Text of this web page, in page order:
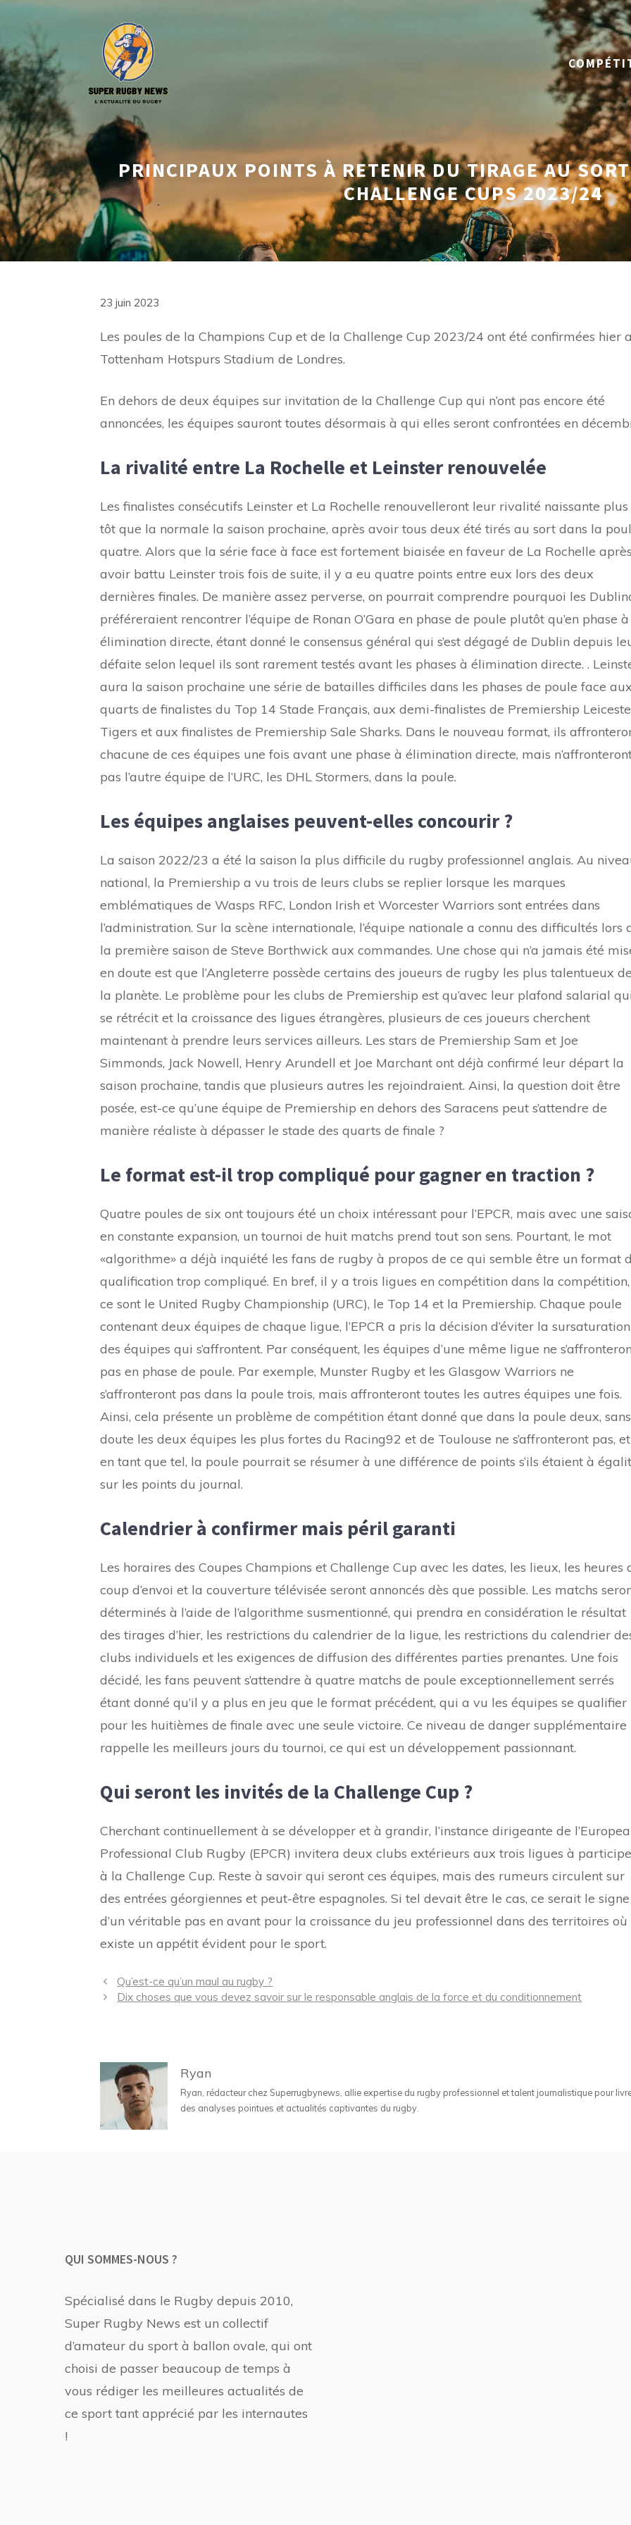
Aller
contenu
PRINCIPAUX POINTS À RETENIR DU TIRAGE AU
CHALLENGE CUPS 2023/24
23 juin 2023
Les poules de la Champions Cup et de la Challenge Cup 2023/24 ont été confirmées hier
Tottenham Hotspurs Stadium de Londres.
En dehors de deux équipes sur invitation de la Challenge Cup qui n’ont pas encore été
annoncées, les équipes sauront toutes désormais à qui elles seront confrontées en
La rivalité entre La Rochelle et Leinster renouvelée
Les finalistes consécutifs Leinster et La Rochelle renouvelleront leur rivalité naissante plus
tôt que la normale la saison prochaine, après avoir tous deux été tirés au sort dans la
quatre. Alors que la série face à face est fortement biaisée en faveur de La Rochelle après
avoir battu Leinster trois fois de suite, il y a eu quatre points entre eux lors des deux
dernières finales. De manière assez perverse, on pourrait comprendre pourquoi les
préféreraient rencontrer l’équipe de Ronan O’Gara en phase de poule plutôt qu’en phase à
élimination directe, étant donné le consensus général qui s’est dégagé de Dublin depuis
défaite selon lequel ils sont rarement testés avant les phases à élimination directe. .
aura la saison prochaine une série de batailles difficiles dans les phases de poule face aux
quarts de finalistes du Top 14 Stade Français, aux demi-finalistes de Premiership
Tigers et aux finalistes de Premiership Sale Sharks. Dans le nouveau format, ils
chacune de ces équipes une fois avant une phase à élimination directe, mais
pas l’autre équipe de l’URC, les DHL Stormers, dans la poule.
Les équipes anglaises peuvent-elles concourir ?
La saison 2022/23 a été la saison la plus difficile du rugby professionnel anglais. Au
national, la Premiership a vu trois de leurs clubs se replier lorsque les marques
emblématiques de Wasps RFC, London Irish et Worcester Warriors sont entrées dans
l’administration. Sur la scène internationale, l’équipe nationale a connu des difficultés lors
la première saison de Steve Borthwick aux commandes. Une chose qui n’a jamais été
en doute est que l’Angleterre possède certains des joueurs de rugby les plus talentueux de
la planète. Le problème pour les clubs de Premiership est qu’avec leur plafond salarial qui
se rétrécit et la croissance des ligues étrangères, plusieurs de ces joueurs cherchent
maintenant à prendre leurs services ailleurs. Les stars de Premiership Sam et Joe
Simmonds, Jack Nowell, Henry Arundell et Joe Marchant ont déjà confirmé leur départ la
saison prochaine, tandis que plusieurs autres les rejoindraient. Ainsi, la question doit être
posée, est-ce qu’une équipe de Premiership en dehors des Saracens peut s’attendre de
manière réaliste à dépasser le stade des quarts de finale ?
Le format est-il trop compliqué pour gagner en traction ?
Quatre poules de six ont toujours été un choix intéressant pour l’EPCR, mais avec une
en constante expansion, un tournoi de huit matchs prend tout son sens. Pourtant, le mot
«algorithme» a déjà inquiété les fans de rugby à propos de ce qui semble être un format
qualification trop compliqué. En bref, il y a trois ligues en compétition dans la
ce sont le United Rugby Championship (URC), le Top 14 et la Premiership. Chaque poule
contenant deux équipes de chaque ligue, l’EPCR a pris la décision d’éviter la sursaturation
des équipes qui s’affrontent. Par conséquent, les équipes d’une même ligue ne
pas en phase de poule. Par exemple, Munster Rugby et les Glasgow Warriors ne
s’affronteront pas dans la poule trois, mais affronteront toutes les autres équipes une fois.
Ainsi, cela présente un problème de compétition étant donné que dans la poule deux, sans
doute les deux équipes les plus fortes du Racing92 et de Toulouse ne s’affronteront pas, et
en tant que tel, la poule pourrait se résumer à une différence de points s’ils étaient à
sur les points du journal.
Calendrier à confirmer mais péril garanti
Les horaires des Coupes Champions et Challenge Cup avec les dates, les lieux, les heures
coup d’envoi et la couverture télévisée seront annoncés dès que possible. Les matchs
déterminés à l’aide de l’algorithme susmentionné, qui prendra en considération le résultat
des tirages d’hier, les restrictions du calendrier de la ligue, les restrictions du calendrier
clubs individuels et les exigences de diffusion des différentes parties prenantes. Une fois
décidé, les fans peuvent s’attendre à quatre matchs de poule exceptionnellement serrés
étant donné qu’il y a plus en jeu que le format précédent, qui a vu les équipes se qualifier
pour les huitièmes de finale avec une seule victoire. Ce niveau de danger supplémentaire
rappelle les meilleurs jours du tournoi, ce qui est un développement passionnant.
Qui seront les invités de la Challenge Cup ?
Cherchant continuellement à se développer et à grandir, l’instance dirigeante de
Professional Club Rugby (EPCR) invitera deux clubs extérieurs aux trois ligues à
à la Challenge Cup. Reste à savoir qui seront ces équipes, mais des rumeurs circulent sur
des entrées géorgiennes et peut-être espagnoles. Si tel devait être le cas, ce serait le signe
d’un véritable pas en avant pour la croissance du jeu professionnel dans des territoires où
existe un appétit évident pour le sport.
Navigation
des
Qu’est-ce qu’un maul au rugby ?
Dix choses que vous devez savoir sur le responsable anglais de la force et du conditionnement
Ryan
Ryan, rédacteur chez Superrugbynews, allie expertise du rugby professionnel et talent journalistique pour
des analyses pointues et actualités captivantes du rugby.
QUI SOMMES-NOUS ?
Spécialisé dans le Rugby depuis 2010,
Super Rugby News est un collectif
d’amateur du sport à ballon ovale, qui ont
choisi de passer beaucoup de temps à
vous rédiger les meilleures actualités de
ce sport tant apprécié par les internautes
!